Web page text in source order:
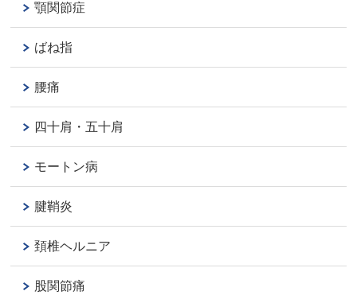
顎関節症
ばね指
腰痛
四十肩・五十肩
モートン病
腱鞘炎
頚椎ヘルニア
股関節痛